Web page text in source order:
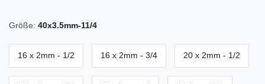
Größe: 40x3.5mm-11/4
16 x 2mm - 1/2 16 x 2mm - 3/4 20 x 2mm - 1/2